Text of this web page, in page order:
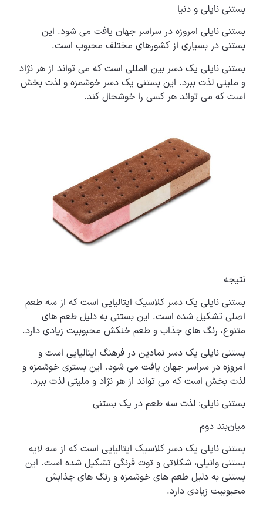
بستنی ناپلی و دنیا
بستنی ناپلی امروزه در سراسر جهان یافت می شود. این
بستنی در بسیاری از کشورهای مختلف محبوب است.
بستنی ناپلی یک دسر بین المللی است که می تواند از هر نژاد
و ملیتی لذت ببرد. این بستنی یک دسر خوشمزه و لذت بخش
است که می تواند هر کسی را خوشحال کند.
نتیجه
بستنی ناپلی یک دسر کلاسیک ایتالیایی است که از سه طعم
اصلی تشکیل شده است. این بستنی به دلیل طعم های
متنوع، رنگ های جذاب و طعم خنکش محبوبیت زیادی دارد.
بستنی ناپلی یک دسر نمادین در فرهنگ ایتالیایی است و
امروزه در سراسر جهان یافت می شود. این بستری خوشمزه و
لذت بخش است که می تواند از هر نژاد و ملیتی لذت ببرد.
بستنی ناپلی: لذت سه طعم در یک بستنی
میان‌بند دوم
بستنی ناپلی یک دسر کلاسیک ایتالیایی است که از سه لایه
بستنی وانیلی، شکلاتی و توت فرنگی تشکیل شده است. این
بستنی به دلیل طعم های خوشمزه و رنگ های جذابش
محبوبیت زیادی دارد.